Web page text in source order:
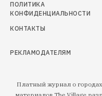
ПОЛИТИКА
КОНФИДЕНЦИАЛЬНОСТИ
КОНТАКТЫ
РЕКЛАМОДАТЕЛЯМ
Платный журнал о